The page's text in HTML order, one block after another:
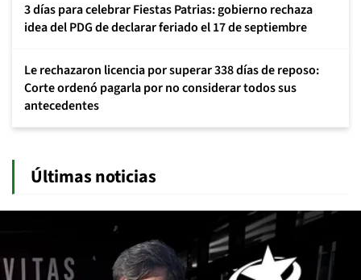
3 días para celebrar Fiestas Patrias: gobierno rechaza
idea del PDG de declarar feriado el 17 de septiembre
Le rechazaron licencia por superar 338 días de reposo:
Corte ordenó pagarla por no considerar todos sus
antecedentes
Últimas noticias